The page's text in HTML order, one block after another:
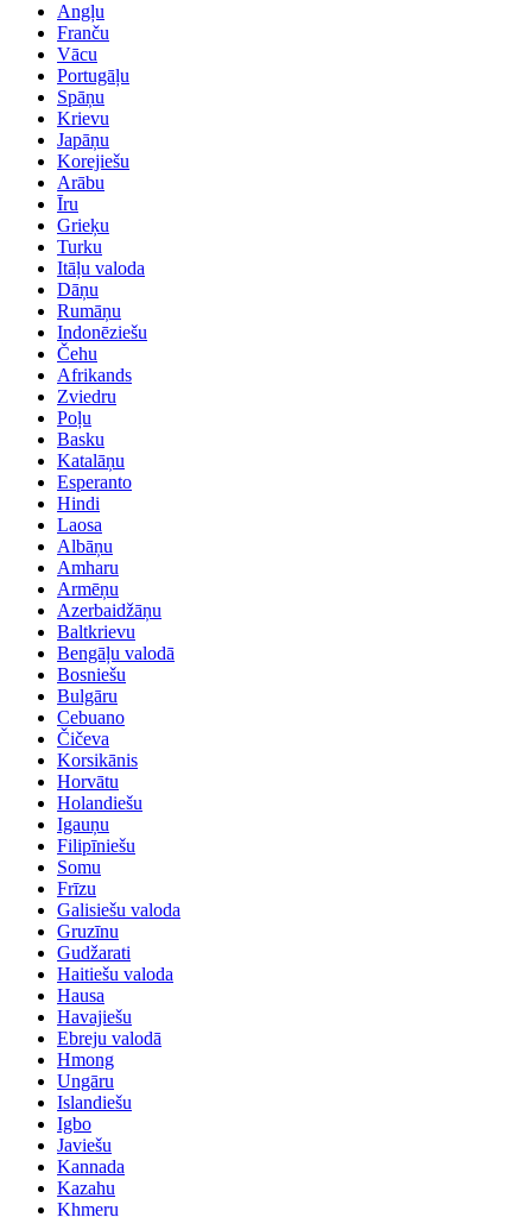
Angļu
Franču
Vācu
Portugāļu
Spāņu
Krievu
Japāņu
Korejiešu
Arābu
Īru
Grieķu
Turku
Itāļu valoda
Dāņu
Rumāņu
Indonēziešu
Čehu
Afrikands
Zviedru
Poļu
Basku
Katalāņu
Esperanto
Hindi
Laosa
Albāņu
Amharu
Armēņu
Azerbaidžāņu
Baltkrievu
Bengāļu valodā
Bosniešu
Bulgāru
Cebuano
Čičeva
Korsikānis
Horvātu
Holandiešu
Igauņu
Filipīniešu
Somu
Frīzu
Galisiešu valoda
Gruzīnu
Gudžarati
Haitiešu valoda
Hausa
Havajiešu
Ebreju valodā
Hmong
Ungāru
Islandiešu
Igbo
Javiešu
Kannada
Kazahu
Khmeru